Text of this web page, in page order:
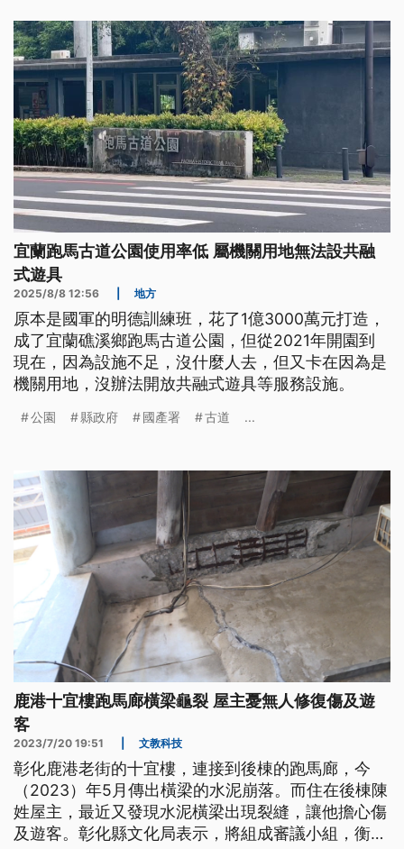
宜蘭跑馬古道公園使用率低 屬機關用地無法設共融
式遊具
2025/8/8 12:56 地方
原本是國軍的明德訓練班，花了1億3000萬元打造，
成了宜蘭礁溪鄉跑馬古道公園，但從2021年開園到
現在，因為設施不足，沒什麼人去，但又卡在因為是
機關用地，沒辦法開放共融式遊具等服務設施。
公園 縣政府 國產署 古道 ...
鹿港十宜樓跑馬廊橫梁龜裂 屋主憂無人修復傷及遊
客
2023/7/20 19:51 文教科技
彰化鹿港老街的十宜樓，連接到後棟的跑馬廊，今
（2023）年5月傳出橫梁的水泥崩落。而住在後棟陳
姓屋主，最近又發現水泥橫梁出現裂縫，讓他擔心傷
及遊客。彰化縣文化局表示，將組成審議小組，衡量